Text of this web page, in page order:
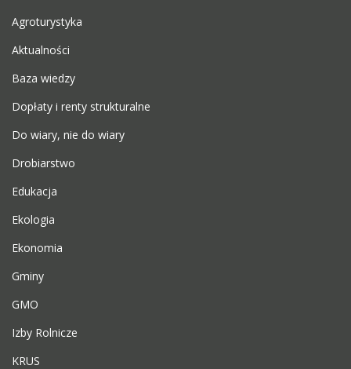
Agroturystyka
Aktualności
Baza wiedzy
Dopłaty i renty strukturalne
Do wiary, nie do wiary
Drobiarstwo
Edukacja
Ekologia
Ekonomia
Gminy
GMO
Izby Rolnicze
KRUS